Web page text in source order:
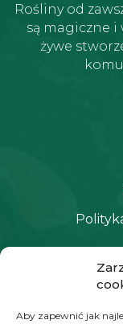
Aby zapewnić jak
Rośliny od
są magiczne i
żywe